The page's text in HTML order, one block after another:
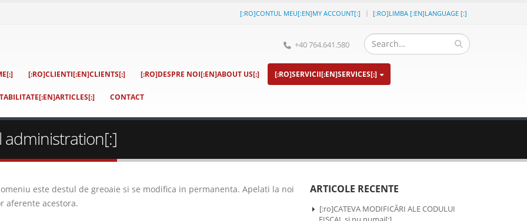
[:RO]CONTUL MEU[:EN]MY ACCOUNT[:] [:RO]LIMBA [:EN]LANGUAGE [:]
+40 764.641.580
[:RO]CLIENTI[:EN]CLIENTS[:] [:RO]DESPRE NOI[:EN]ABOUT US[:] [:RO]SERVICII[:EN]SERVICES[:]
CONTACT
administration[:]
este destul de greoaie si se modifica in permanenta. Apelati la noi
aferente acestora.
ARTICOLE RECENTE
[:ro]CATEVA MODIFICĂRI ALE CODULUI